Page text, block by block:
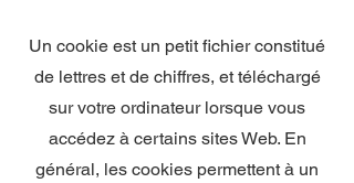
Un cookie est un petit fichier constitué
de lettres et de chiffres, et téléchargé
sur votre ordinateur lorsque vous
accédez à certains sites Web. En
général, les cookies permettent à un